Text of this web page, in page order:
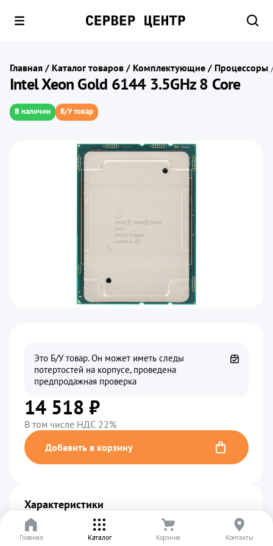
Главная / Каталог товаров / Комплектующие / Процессоры
Intel Xeon Gold 6144 3.5GHz 8 Core
В наличии Б/У товар
Это Б/У товар. Он может иметь следы
потертостей на корпусе, проведена
предпродажная проверка
14 518 ₽
В том числе НДС 22%
Добавить в корзину
Характеристики
Производитель Intel
Главная Каталог Корзина Контакты